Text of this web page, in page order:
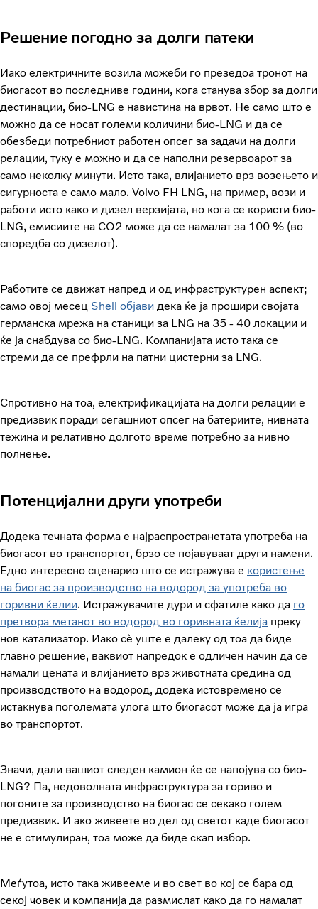
Решение погодно за долги патеки
Иако електричните возила можеби го презедоа тронот на
биогасот во последниве години, кога станува збор за долги
дестинации, био-LNG е навистина на врвот. Не само што е
можно да се носат големи количини био-LNG и да се
обезбеди потребниот работен опсег за задачи на долги
релации, туку е можно и да се наполни резервоарот за
само неколку минути. Исто така, влијанието врз возењето и
сигурноста е само мало. Volvo FH LNG, на пример, вози и
работи исто како и дизел верзијата, но кога се користи био-
LNG, емисиите на CO2 може да се намалат за 100 % (во
споредба со дизелот).
Работите се движат напред и од инфраструктурен аспект;
само овој месец Shell објави дека ќе ја прошири својата
германска мрежа на станици за LNG на 35 - 40 локации и
ќе ја снабдува со био-LNG. Компанијата исто така се
стреми да се префрли на патни цистерни за LNG.
Спротивно на тоа, електрификацијата на долги релации е
предизвик поради сегашниот опсег на батериите, нивната
тежина и релативно долгото време потребно за нивно
полнење.
Потенцијални други употреби
Додека течната форма е најраспространетата употреба на
биогасот во транспортот, брзо се појавуваат други намени.
Едно интересно сценарио што се истражува е користење
на биогас за производство на водород за употреба во
горивни ќелии. Истражувачите дури и сфатиле како да го
претвора метанот во водород во горивната ќелија преку
нов катализатор. Иако сè уште е далеку од тоа да биде
главно решение, ваквиот напредок е одличен начин да се
намали цената и влијанието врз животната средина од
производството на водород, додека истовремено се
истакнува поголемата улога што биогасот може да ја игра
во транспортот.
Значи, дали вашиот следен камион ќе се напојува со био-
LNG? Па, недоволната инфраструктура за гориво и
погоните за производство на биогас се секако голем
предизвик. И ако живеете во дел од светот каде биогасот
не е стимулиран, тоа може да биде скап избор.
Меѓутоа, исто така живееме и во свет во кој се бара од
секој човек и компанија да размислат како да го намалат